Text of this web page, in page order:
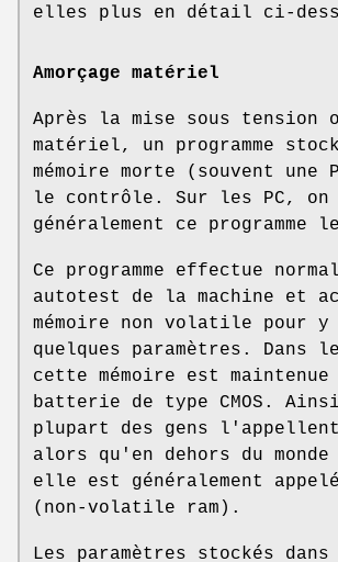
elles plus en détail ci-
Amorçage matériel
Après la mise sous tension
matériel, un programme
mémoire morte (souvent une
le contrôle. Sur les PC, on
généralement ce programme
Ce programme effectue
autotest de la machine et
mémoire non volatile pour
quelques paramètres. Dans
cette mémoire est maintenue
batterie de type CMOS.
plupart des gens
alors qu'en dehors du monde
elle est généralement
(non-volatile ram).
Les paramètres stockés